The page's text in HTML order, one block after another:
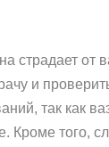
страдает от
и
так как
Кроме того,